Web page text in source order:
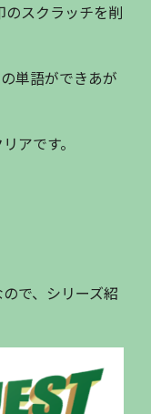
スクラッチを削
単語ができあが
アです。
で、シリーズ紹